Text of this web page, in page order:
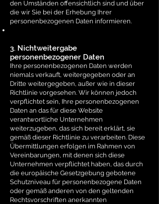
den Umständen offensichtlich sind und über
die wir Sie bei der Erhebung Ihrer
personenbezogenen Daten informieren.
3. Nichtweitergabe
personenbezogener Daten
Ihre personenbezogenen Daten werden
niemals verkauft, weitergegeben oder an
Dritte weitergegeben, außer wie in dieser
Richtlinie vorgesehen. Wir können jedoch
verpflichtet sein, Ihre personenbezogenen
Daten an das für diese Website
verantwortliche Unternehmen
weiterzugeben, das sich bereit erklärt, sie
gemäß dieser Richtlinie zu verarbeiten. Diese
Übermittlungen erfolgen im Rahmen von
Vereinbarungen, mit denen sich diese
Unternehmen verpflichtet haben, das durch
die europäische Gesetzgebung gebotene
Schutzniveau für personenbezogene Daten
oder gemäß anderen von den geltenden
Rechtsvorschriften anerkannten